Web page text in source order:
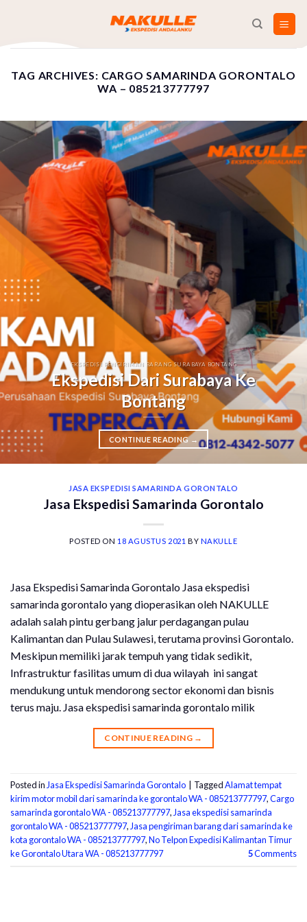
content
TAG ARCHIVES: CARGO SAMARINDA GORONTALO
WA – 085213777797
EKSPEDISI PENGIRIMAN BARANG SURABAYA BONTANG
Ekspedisi Dari Surabaya Ke
Bontang
CONTINUE READING →
JASA EKSPEDISI SAMARINDA GORONTALO
Jasa Ekspedisi Samarinda Gorontalo
POSTED ON 18 AGUSTUS 2021 BY NAKULLE
Jasa Ekspedisi Samarinda Gorontalo Jasa ekspedisi
samarinda gorontalo yang dioperasikan oleh NAKULLE
adalah salah pintu gerbang jalur perdagangan pulau
Kalimantan dan Pulau Sulawesi, terutama provinsi Gorontalo.
Meskipun memiliki jarak tempuh yang tidak sedikit,
Infrastruktur fasilitas umum di dua wilayah ini sangat
mendukung untuk mendorong sector ekonomi dan bisnis
terus maju. Jasa ekspedisi samarinda gorontalo milik
CONTINUE READING →
Posted in Jasa Ekspedisi Samarinda Gorontalo TaggedAlamat tempat
kirim motor mobil dari samarinda ke gorontalo WA - 085213777797,Cargo
samarinda gorontalo WA - 085213777797, Jasa ekspedisi samarinda
gorontalo WA - 085213777797, Jasa pengiriman barang dari samarinda ke
kota gorontalo WA - 085213777797,No Telpon Expedisi Kalimantan Timur
ke Gorontalo Utara WA - 085213777797
5Comments